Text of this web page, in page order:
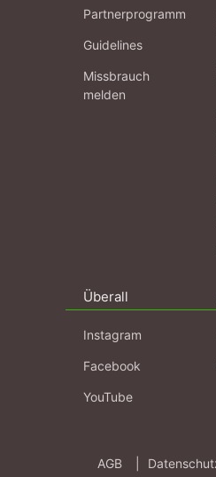
Partnerprogramm
Guidelines
Missbrauch
melden
Überall
Instagram
Facebook
YouTube
AGB